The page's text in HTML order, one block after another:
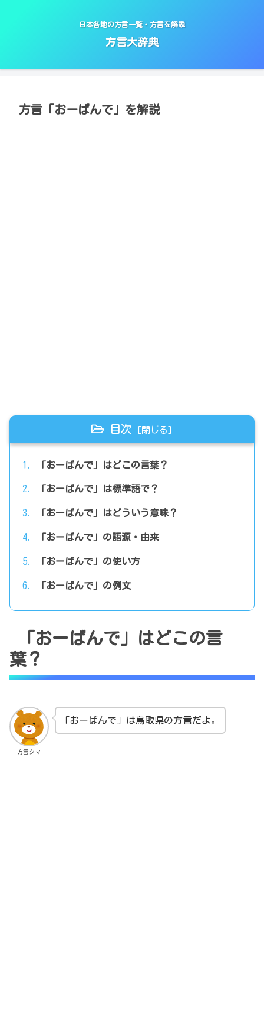
日本各地の方言一覧・方言を解説
方言大辞典
方言「おーばんで」を解説
目次
「おーばんで」はどこの言葉？
「おーばんで」は標準語で？
「おーばんで」はどういう意味？
「おーばんで」の語源・由来
「おーばんで」の使い方
「おーばんで」の例文
「おーばんで」はどこの言
葉？
方言クマ
「おーばんで」は鳥取県の方言だよ。